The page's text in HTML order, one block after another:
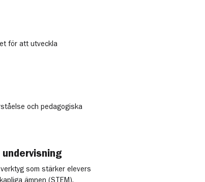
för att utveckla
och pedagogiska
som stärker elevers
ämnen (STEM).